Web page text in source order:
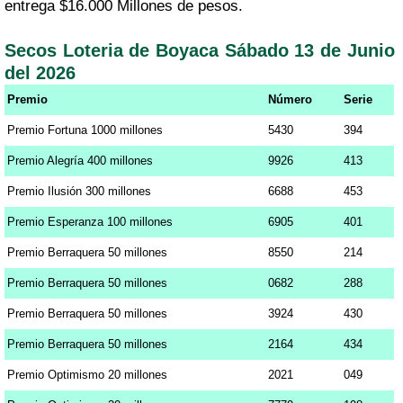
entrega $16.000 Millones de pesos.
Secos Loteria de Boyaca Sábado 13 de Junio
del 2026
Premio Número Serie
Premio Fortuna 1000 millones 5430 394
Premio Alegría 400 millones 9926 413
Premio Ilusión 300 millones 6688 453
Premio Esperanza 100 millones 6905 401
Premio Berraquera 50 millones 8550 214
Premio Berraquera 50 millones 0682 288
Premio Berraquera 50 millones 3924 430
Premio Berraquera 50 millones 2164 434
Premio Optimismo 20 millones 2021 049